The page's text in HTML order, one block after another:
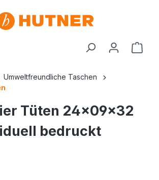
Umweltfreundliche Taschen
Tüten 24x09x32
bedruckt